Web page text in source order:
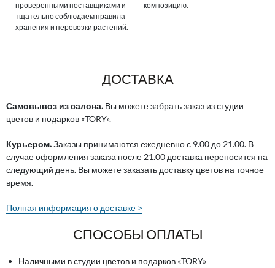
проверенными поставщиками и
тщательно соблюдаем правила
хранения и перевозки растений.
композицию.
ДОСТАВКА
Самовывоз из салона. Вы можете забрать заказ из студии
цветов и подарков «TORY».
Курьером.Заказы принимаются ежедневно с 9.00 до 21.00. В
случае оформления заказа после 21.00 доставка переносится на
следующий день. Вы можете заказать доставку цветов на точное
время.
Полная информация о доставке >
СПОСОБЫ ОПЛАТЫ
Наличными в студии цветов и подарков «TORY»